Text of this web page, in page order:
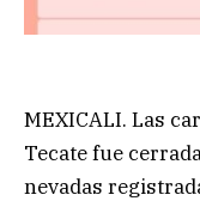
MEXICALI. Las
Tecate fue
nevadas